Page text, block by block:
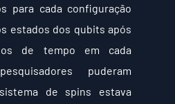
para cada configuração
estados dos qubits após
de tempo em cada
puderam
de spins estava